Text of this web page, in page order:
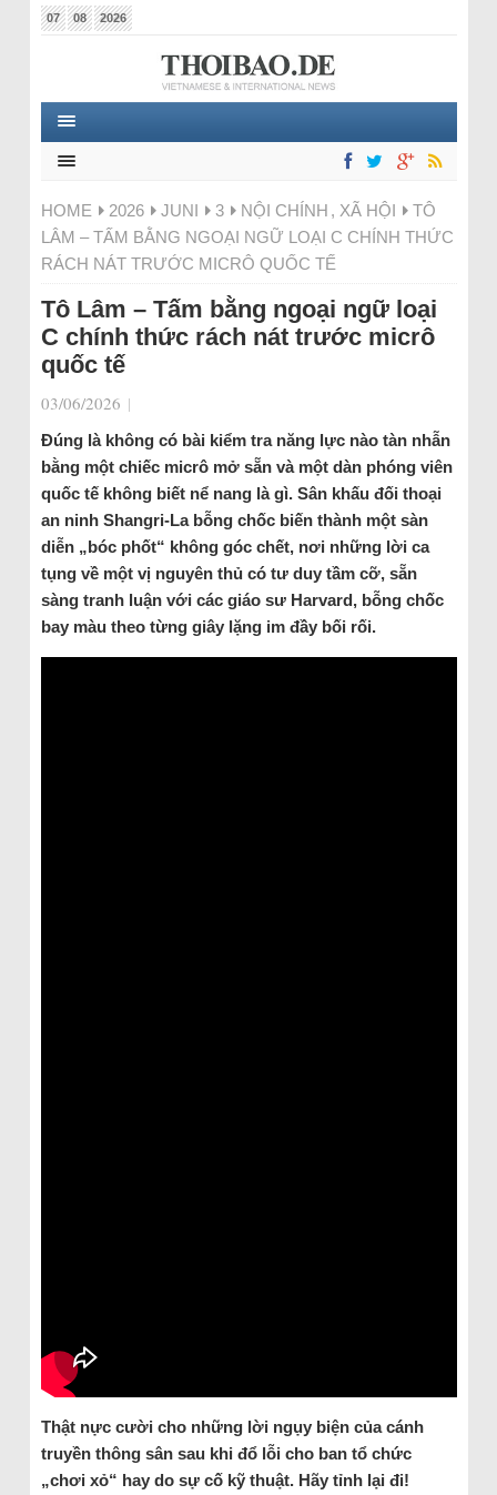
07 08 2026
HOME 2026 JUNI 3 NỘI CHÍNH , XÃ HỘI
TÔ
LÂM – TẤM BẰNG NGOẠI NGỮ LOẠI C CHÍNH THỨC
RÁCH NÁT TRƯỚC MICRÔ QUỐC TẾ
Tô Lâm – Tấm bằng ngoại ngữ loại
C chính thức rách nát trước micrô
quốc tế
03/06/2026 |
Đúng là không có bài kiểm tra năng lực nào tàn nhẫn
bằng một chiếc micrô mở sẵn và một dàn phóng viên
quốc tế không biết nể nang là gì. Sân khấu đối thoại
an ninh Shangri-La bỗng chốc biến thành một sàn
diễn „bóc phốt“ không góc chết, nơi những lời ca
tụng về một vị nguyên thủ có tư duy tầm cỡ, sẵn
sàng tranh luận với các giáo sư Harvard, bỗng chốc
bay màu theo từng giây lặng im đầy bối rối.
Thật nực cười cho những lời ngụy biện của cánh
truyền thông sân sau khi đổ lỗi cho ban tổ chức
„chơi xỏ“ hay do sự cố kỹ thuật. Hãy tỉnh lại đi!